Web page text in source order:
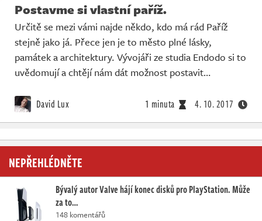
Postavme si vlastní paříž.
Určitě se mezi vámi najde někdo, kdo má rád Paříž
stejně jako já. Přece jen je to město plné lásky,
památek a architektury. Vývojáři ze studia Endodo si to
uvědomují a chtějí nám dát možnost postavit…
David Lux 1 minuta 4. 10. 2017
NEPŘEHLÉDNĚTE
Bývalý autor Valve hájí konec disků pro PlayStation. Může
za to…
148 komentářů